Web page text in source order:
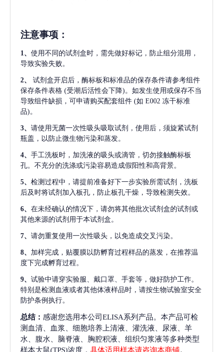
注意事项 ：
1、 使用不同的试剂盒时，需先做好标记，防止组分混用，
导致实验失败。
2、
试剂盒开启后，酶标板和标准品的保存条件请参考组件
保存条件表格 (受潮后活性会下降)。如发生使用或保存不当
导致组件缺损，可申请购买配套组件 (如 E002 冻干标准
品)。
3、 请使用无菌一次性吸头吸取试剂，使用后，须旋紧试剂
瓶盖，以防止微生物污染和蒸发。
4、 手工洗板时，加洗液的吸头或滴管，切勿接触酶标板
孔。不充分的洗涤或污染容易造成假阳性和高背景。
5、 检测过程中，请提前准备好下一步实验所需试剂，洗板
后及时将试剂加入板孔，防止板孔干燥，导致检测失效。
6、 在未经确认的情况下，请勿将其他批次试剂盒的试剂或
其他来源的试剂用于本试剂盒。
7、 请勿重复使用一次性吸头，以免造成交叉污染。
8、 加样完成，贴覆膜以防孵育过程样品的蒸发，在推荐温
度下完成孵育过程。
9、 试验中请穿实验服、戴口罩、手套等，做好防护工作。
特别是检测血液或者其他体液样品时，请按生物试验室安全
防护条例执行。
总结： 感谢您选用本公司ELISA系列产品。本产品可检
测血清、血浆、细胞培养上清液、灌洗液、尿液、羊
水、腹水、脑脊液、胸腔积液、组织匀浆液等多种类型
样本大鼠(TPS)浓度， 具体适用样本请咨询本商铺。